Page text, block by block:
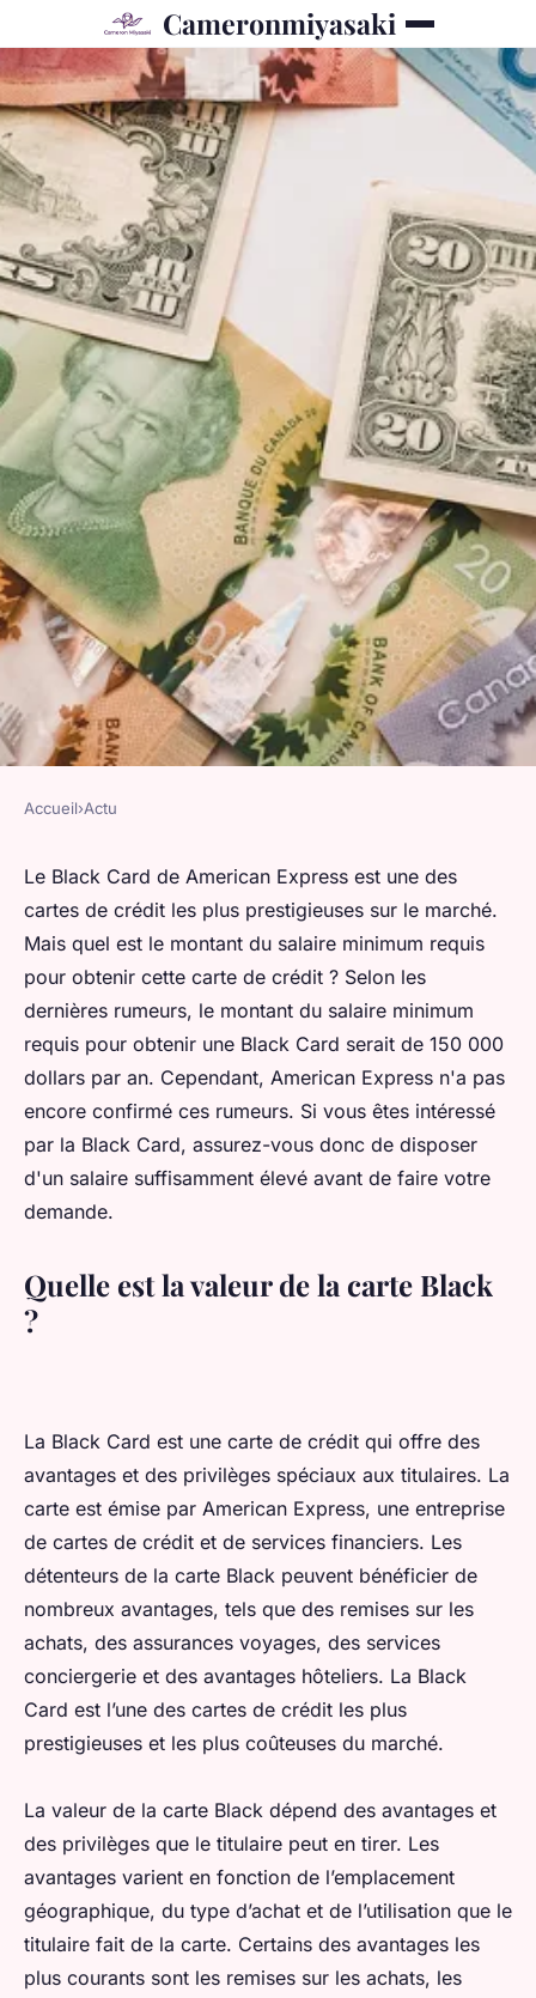
Cameronmiyasaki
Quel salaire pour Black Card ?
valentin 28 novembre 2022 • 5 min de lecture
Accueil›Actu
Le Black Card de American Express est une des
cartes de crédit les plus prestigieuses sur le marché.
Mais quel est le montant du salaire minimum requis
pour obtenir cette carte de crédit ? Selon les
dernières rumeurs, le montant du salaire minimum
requis pour obtenir une Black Card serait de 150 000
dollars par an. Cependant, American Express n'a pas
encore confirmé ces rumeurs. Si vous êtes intéressé
par la Black Card, assurez-vous donc de disposer
d'un salaire suffisamment élevé avant de faire votre
demande.
Quelle est la valeur de la carte Black
?
La Black Card est une carte de crédit qui offre des
avantages et des privilèges spéciaux aux titulaires. La
carte est émise par American Express, une entreprise
de cartes de crédit et de services financiers. Les
détenteurs de la carte Black peuvent bénéficier de
nombreux avantages, tels que des remises sur les
achats, des assurances voyages, des services
conciergerie et des avantages hôteliers. La Black
Card est l’une des cartes de crédit les plus
prestigieuses et les plus coûteuses du marché.
La valeur de la carte Black dépend des avantages et
des privilèges que le titulaire peut en tirer. Les
avantages varient en fonction de l’emplacement
géographique, du type d’achat et de l’utilisation que le
titulaire fait de la carte. Certains des avantages les
plus courants sont les remises sur les achats, les